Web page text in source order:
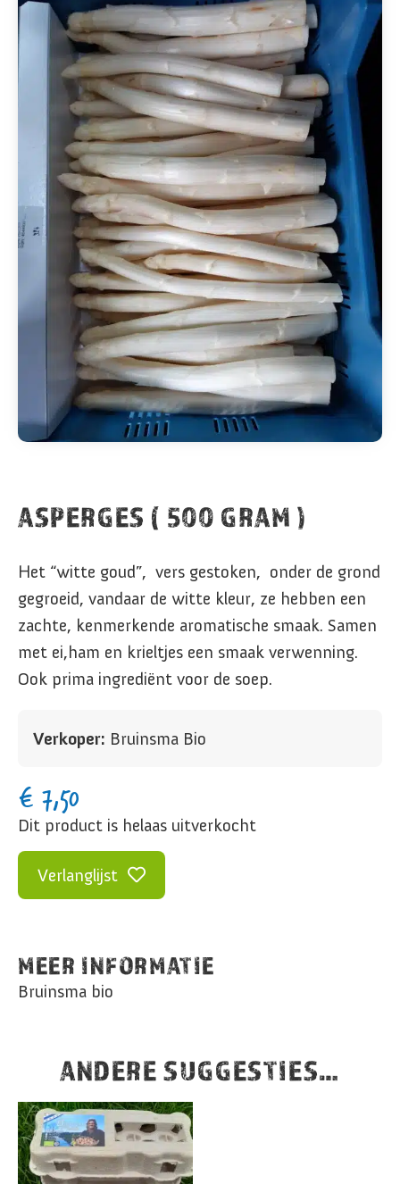
ASPERGES ( 500 GRAM )
Het “witte goud”, vers gestoken, onder de grond
gegroeid, vandaar de witte kleur, ze hebben een
zachte, kenmerkende aromatische smaak. Samen
met ei,ham en krieltjes een smaak verwenning.
Ook prima ingrediënt voor de soep.
Verkoper: Bruinsma Bio
€ 7,50
Dit product is helaas uitverkocht
Verlanglijst
MEER INFORMATIE
Bruinsma bio
ANDERE SUGGESTIES…